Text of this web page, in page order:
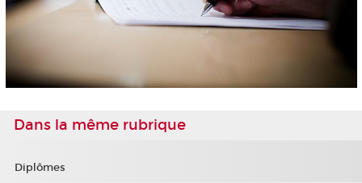
Dans la même rubrique
Diplômes